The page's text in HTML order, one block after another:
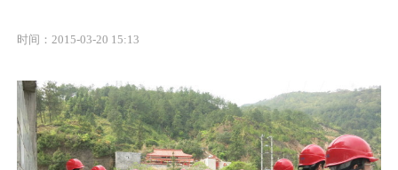
时间：2015-03-20 15:13